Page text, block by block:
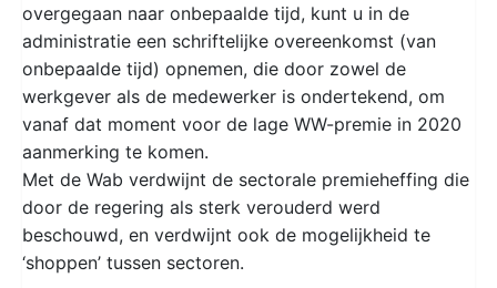
overgegaan naar onbepaalde tijd, kunt u in de
administratie een schriftelijke overeenkomst (van
onbepaalde tijd) opnemen, die door zowel de
werkgever als de medewerker is ondertekend, om
vanaf dat moment voor de lage WW-premie in 2020
aanmerking te komen.
Met de Wab verdwijnt de sectorale premieheffing die
door de regering als sterk verouderd werd
beschouwd, en verdwijnt ook de mogelijkheid te
‘shoppen’ tussen sectoren.